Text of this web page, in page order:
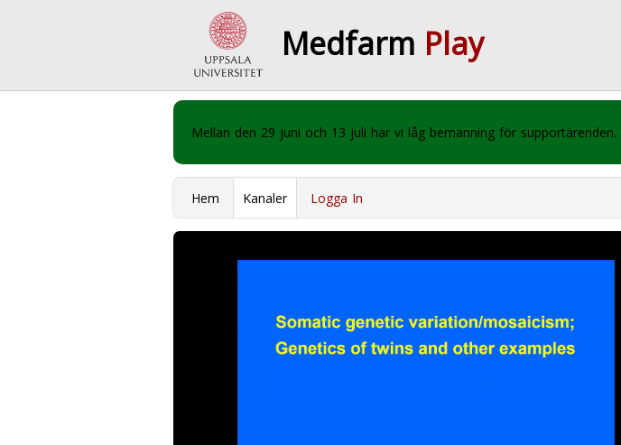
Medfarm Play
Mellan den 29 juni och 13 juli har vi låg bemanning för
Hem Kanaler Logga In